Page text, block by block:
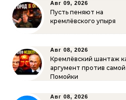
Авг 09, 2026
Пусть пеняют на
кремлёвского упыря
Авг 08, 2026
Кремлёвский шантаж
аргумент против самой
Помойки
Авг 08, 2026